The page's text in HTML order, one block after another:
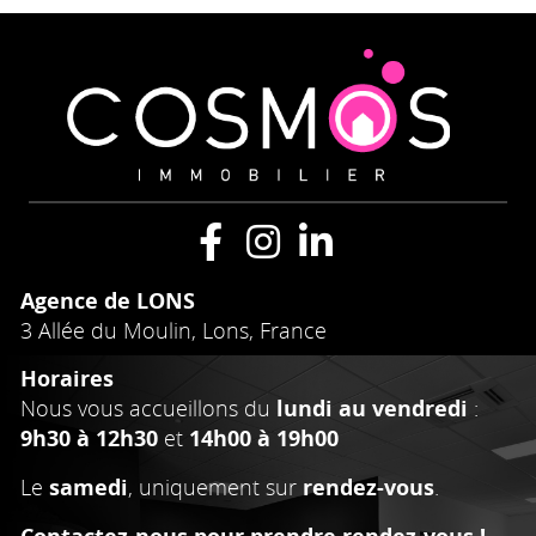
Agence de LONS
3 Allée du Moulin, Lons, France
Horaires
Nous vous accueillons du lundi au vendredi :
9h30 à 12h30 et 14h00 à 19h00
Le samedi, uniquement sur rendez-vous.